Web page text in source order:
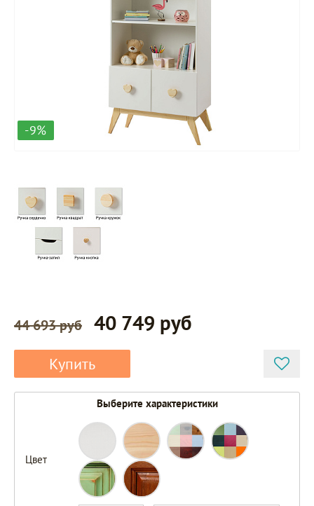
-9%
44 693 руб 40 749 руб
Купить
Выберите характеристики
Цвет